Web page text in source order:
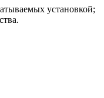
установкой;